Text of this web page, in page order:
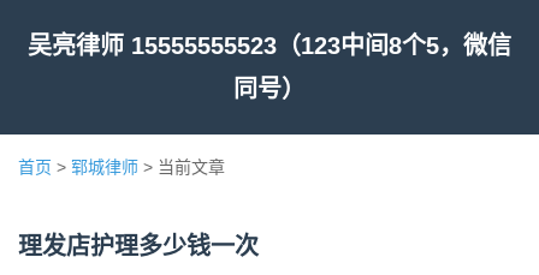
吴亮律师 15555555523（123中间8个5，微信
同号）
首页 > 郓城律师 > 当前文章
理发店护理多少钱一次